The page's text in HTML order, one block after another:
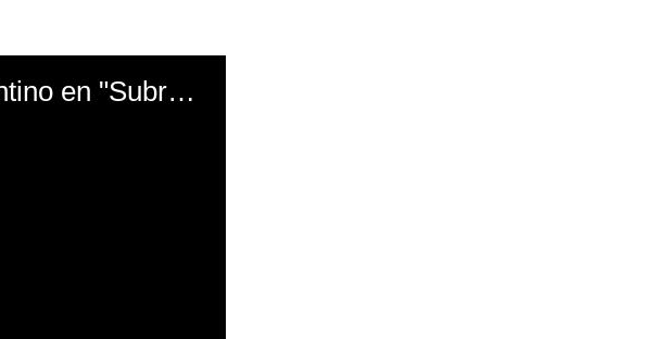
El mal momento de Yanina Gasañol con un hincha argentino en "Subrayado"